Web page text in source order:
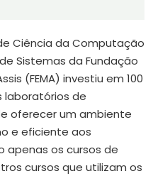
Ciência da Computação
Sistemas da Fundação
(FEMA) investiu em 100
laboratórios de
oferecer um ambiente
e eficiente aos
apenas os cursos de
cursos que utilizam os